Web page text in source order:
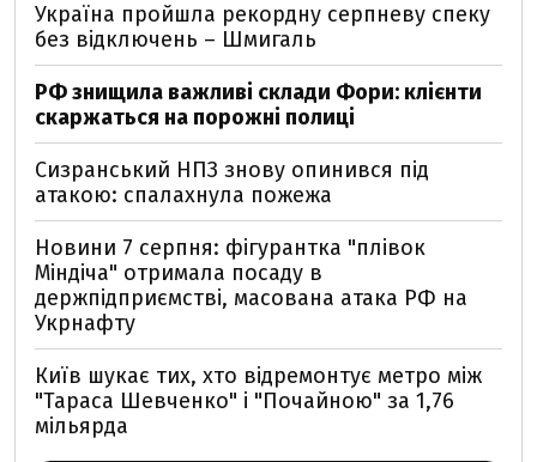
Україна пройшла рекордну серпневу спеку
без відключень – Шмигаль
РФ знищила важливі склади Фори: клієнти
скаржаться на порожні полиці
Сизранський НПЗ знову опинився під
атакою: спалахнула пожежа
Новини 7 серпня: фігурантка "плівок
Міндіча" отримала посаду в
держпідприємстві, масована атака РФ на
Укрнафту
Київ шукає тих, хто відремонтує метро між
"Тараса Шевченко" і "Почайною" за 1,76
мільярда